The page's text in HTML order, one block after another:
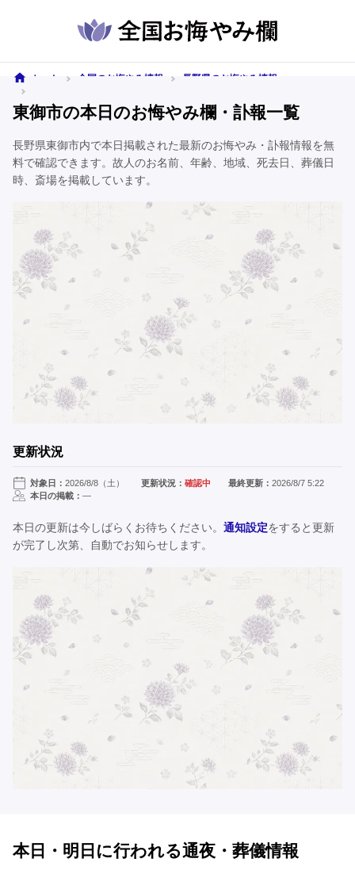
ホーム 全国のお悔やみ情報
長野県のお悔やみ情報
東御市の本日のお悔やみ欄・訃報一覧
長野県東御市内で本日掲載された最新のお悔やみ・訃報情報を無
料で確認できます。故人のお名前、年齢、地域、死去日、葬儀日
時、斎場を掲載しています。
更新状況
対象日： 2026/8/8（土） 更新状況：確認中 最終更新： 2026/8/7 5:22
本日の掲載： —
本日の更新は今しばらくお待ちください。 通知設定をすると更新
が完了し次第、自動でお知らせします。
本日・明日に行われる通夜・葬儀情報